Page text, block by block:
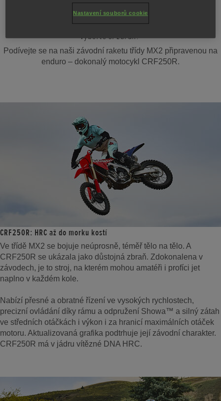
Vyberte si zbraň.
Podívejte se na naši závodní raketu třídy MX2 připravenou na
enduro – dokonalý motocykl CRF250R.
CRF250R: HRC až do morku kostí
Ve třídě MX2 se bojuje neúprosně, téměř tělo na tělo. A
CRF250R se ukázala jako důstojná zbraň. Zdokonalena v
závodech, je to stroj, na kterém mohou amatéři i profíci jet
naplno v každém kole.
Nabízí přesné a obratné řízení ve vysokých rychlostech,
precizní ovládání díky rámu a odpružení Showa™ a silný zátah
ve středních otáčkách i výkon i za hranicí maximálních otáček
motoru. Aktualizovaná grafika podtrhuje její závodní charakter.
CRF250R má v jádru vítězné DNA HRC.
Nastavení souborů cookie